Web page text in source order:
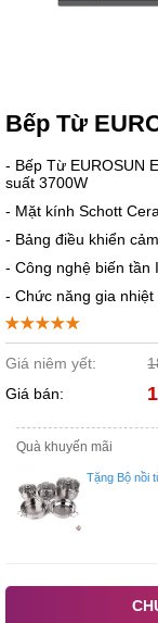
Bếp Từ
- Bếp Từ EUROSUN
suất 3700W
- Mặt kính Schott
- Bảng điều khiển
- Công nghệ biến tần
- Chức năng gia nhiệt
Giá niêm yết:
Giá bán:
Quà khuyến mãi
Tặng Bộ nồi